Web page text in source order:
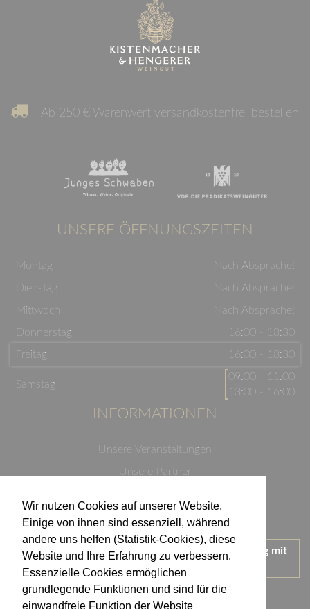
Wir nutzen Cookies auf unserer Website.
Einige von ihnen sind essenziell, während
andere uns helfen (Statistik-Cookies), diese
Website und Ihre Erfahrung zu verbessern.
Essenzielle Cookies ermöglichen
grundlegende Funktionen und sind für die
einwandfreie Funktion der Website
Ab 250 € Warenwert versandkostenfrei bestellen
UNSERE ÖFFNUNGSZEITEN
Montag
Nach Absprache!
Dienstag
Nach Absprache!
Mittwoch
Nach Absprache!
Donnerstag
16:00 - 18:30
Freitag
16:00 - 18:30
Samstag
09:00 - 11:00
13:00 - 16:00
INFORMATIONEN
Unsere Veranstaltungen
Unsere Partner
Impressum
Wir treten für einen verantwortungsvollen Umgang mit
Alkohol ein.
KONTAKT